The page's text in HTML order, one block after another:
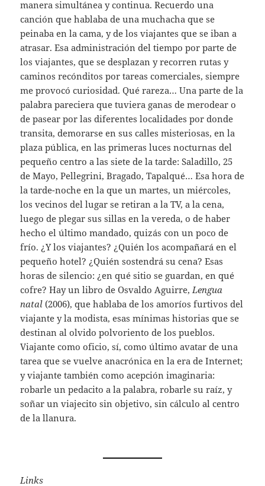
manera simultánea y continua. Recuerdo una
canción que hablaba de una muchacha que se
peinaba en la cama, y de los viajantes que se iban a
atrasar. Esa administración del tiempo por parte de
los viajantes, que se desplazan y recorren rutas y
caminos recónditos por tareas comerciales, siempre
me provocó curiosidad. Qué rareza… Una parte de la
palabra pareciera que tuviera ganas de merodear o
de pasear por las diferentes localidades por donde
transita, demorarse en sus calles misteriosas, en la
plaza pública, en las primeras luces nocturnas del
pequeño centro a las siete de la tarde: Saladillo, 25
de Mayo, Pellegrini, Bragado, Tapalqué… Esa hora de
la tarde-noche en la que un martes, un miércoles,
los vecinos del lugar se retiran a la TV, a la cena,
luego de plegar sus sillas en la vereda, o de haber
hecho el último mandado, quizás con un poco de
frío. ¿Y los viajantes? ¿Quién los acompañará en el
pequeño hotel? ¿Quién sostendrá su cena? Esas
horas de silencio: ¿en qué sitio se guardan, en qué
cofre? Hay un libro de Osvaldo Aguirre, Lengua
natal(2006), que hablaba de los amoríos furtivos del
viajante y la modista, esas mínimas historias que se
destinan al olvido polvoriento de los pueblos.
Viajante como oficio, sí, como último avatar de una
tarea que se vuelve anacrónica en la era de Internet;
y viajante también como acepción imaginaria:
robarle un pedacito a la palabra, robarle su raíz, y
soñar un viajecito sin objetivo, sin cálculo al centro
de la llanura.
Links